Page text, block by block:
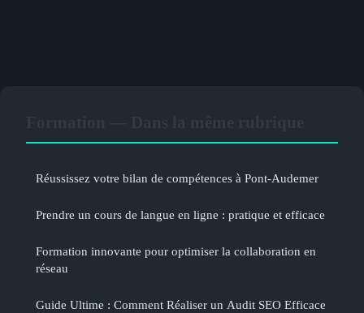
Réussissez votre bilan de compétences à Pont-Audemer
Prendre un cours de langue en ligne : pratique et efficace
Formation innovante pour optimiser la collaboration en
réseau
Guide Ultime : Comment Réaliser un Audit SEO Efficace